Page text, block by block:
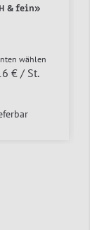
& fein»
wählen
€/ St.